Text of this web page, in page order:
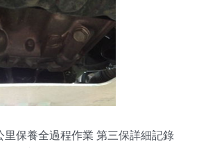
里保養全過程作業 第三保詳細記錄